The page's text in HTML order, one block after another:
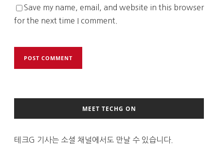
Save my name, email, and website in this browser
for the next time I comment.
MEET TECHG ON
테크G 기사는 소셜 채널에서도 만날 수 있습니다.